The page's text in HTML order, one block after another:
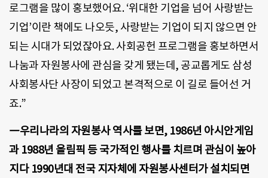
로그램을 많이 홍보했어요. ‘위대한 기업을 넘어 사랑받는
기업’이란 책에도 나오듯, 사랑받는 기업이 되지 않으면 안
되는 시대가 되었잖아요. 사회공헌 프로그램을 홍보하면서
나눔과 자원봉사에 관심을 갖게 됐는데, 공교롭게도 삼성
사회봉사단 사장이 되었고 본격적으로 이 길로 들어선 거
죠.”
―우리나라의 자원봉사 역사를 보면, 1986년 아시안게임
과 1988년 올림픽 등 국가적인 행사를 치르며 관심이 높아
지다 1990년대 전국 지자체에 자원봉사센터가 설치되면